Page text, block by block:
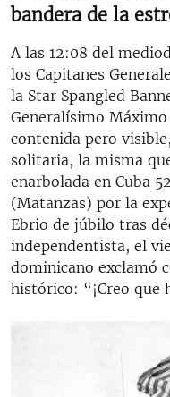
bandera de la
A las 12:08 del
los Capitanes
la Star Spangled
Generalísimo
contenida pero
solitaria, la misma
enarbolada en Cuba
(Matanzas) por la
Ebrio de júbilo tras
independentista, el
dominicano exclamó
histórico: “¡Creo que